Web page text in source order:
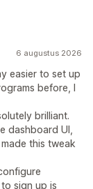
6 augustus 2026
easier to set up
before, I
brilliant.
dashboard UI,
this tweak
sign up is